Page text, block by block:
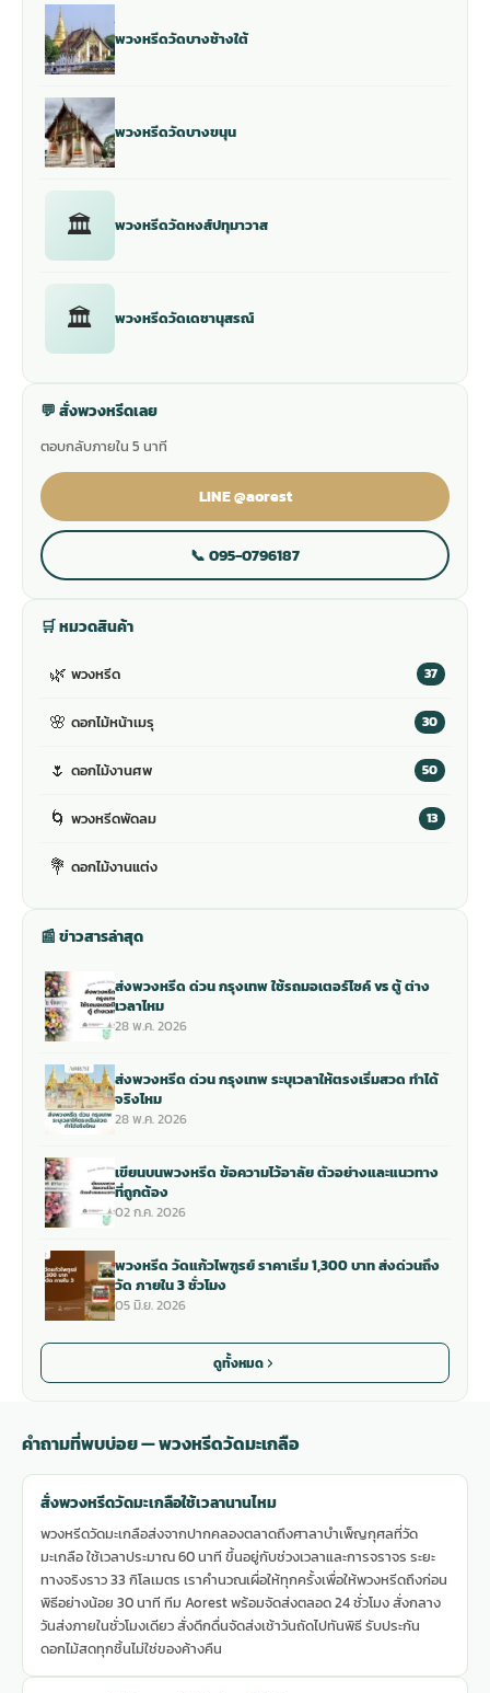
พวงหรีดวัดบางช้างใต้
พวงหรีดวัดบางขนุน
🏛 พวงหรีดวัดหงส์ปทุมาวาส
🏛 พวงหรีดวัดเดชานุสรณ์
💬 สั่งพวงหรีดเลย
ตอบกลับภายใน 5 นาที
LINE @aorest
📞 095-0796187
🛒 หมวดสินค้า
🌿 พวงหรีด 37
🌸 ดอกไม้หน้าเมรุ 30
🌷 ดอกไม้งานศพ 50
🌀 พวงหรีดพัดลม 13
💐 ดอกไม้งานแต่ง
📰 ข่าวสารล่าสุด
ส่งพวงหรีด ด่วน กรุงเทพ ใช้รถมอเตอร์ไซค์ vs ตู้ ต่าง
เวลาไหม
28 พ.ค. 2026
ส่งพวงหรีด ด่วน กรุงเทพ ระบุเวลาให้ตรงเริ่มสวด ทำได้
จริงไหม
28 พ.ค. 2026
เขียนบนพวงหรีด ข้อความไว้อาลัย ตัวอย่างและแนวทาง
ที่ถูกต้อง
02 ก.ค. 2026
พวงหรีด วัดแก้วไพฑูรย์ ราคาเริ่ม 1,300 บาท ส่งด่วนถึง
วัด ภายใน 3 ชั่วโมง
05 มิ.ย. 2026
ดูทั้งหมด
คำถามที่พบบ่อย — พวงหรีดวัดมะเกลือ
สั่งพวงหรีดวัดมะเกลือใช้เวลานานไหม
พวงหรีดวัดมะเกลือส่งจากปากคลองตลาดถึงศาลาบำเพ็ญกุศลที่วัด
มะเกลือ ใช้เวลาประมาณ 60 นาที ขึ้นอยู่กับช่วงเวลาและการจราจร ระยะ
ทางจริงราว 33 กิโลเมตร เราคำนวณเผื่อให้ทุกครั้งเพื่อให้พวงหรีดถึงก่อน
พิธีอย่างน้อย 30 นาที ทีม Aorest พร้อมจัดส่งตลอด 24 ชั่วโมง สั่งกลาง
วันส่งภายในชั่วโมงเดียว สั่งดึกดื่นจัดส่งเช้าวันถัดไปทันพิธี รับประกัน
ดอกไม้สดทุกชิ้นไม่ใช่ของค้างคืน